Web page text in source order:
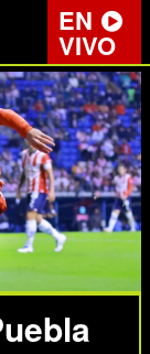
EN
VIVO